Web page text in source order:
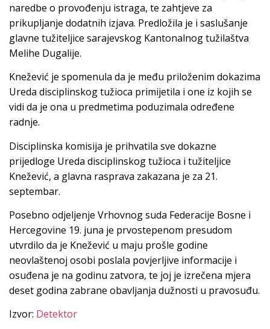
naredbe o provođenju istraga, te zahtjeve za
prikupljanje dodatnih izjava. Predložila je i saslušanje
glavne tužiteljice sarajevskog Kantonalnog tužilaštva
Melihe Dugalije.
Knežević je spomenula da je među priloženim dokazima
Ureda disciplinskog tužioca primijetila i one iz kojih se
vidi da je ona u predmetima poduzimala određene
radnje.
Disciplinska komisija je prihvatila sve dokazne
prijedloge Ureda disciplinskog tužioca i tužiteljice
Knežević, a glavna rasprava zakazana je za 21.
septembar.
Posebno odjeljenje Vrhovnog suda Federacije Bosne i
Hercegovine 19. juna je prvostepenom presudom
utvrdilo da je Knežević u maju prošle godine
neovlaštenoj osobi poslala povjerljive informacije i
osuđena je na godinu zatvora, te joj je izrečena mjera
deset godina zabrane obavljanja dužnosti u pravosuđu.
Izvor: Detektor